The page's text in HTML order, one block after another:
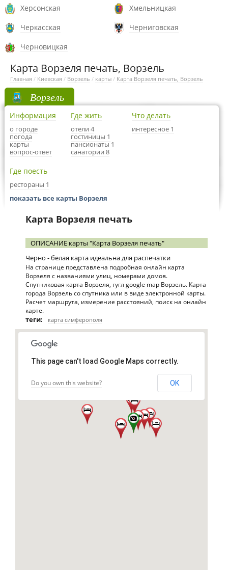
Херсонская
Хмельницкая
Черкасская
Черниговская
Черновицкая
Карта Ворзеля печать, Ворзель
Главная / Киевская / Ворзель / карты / Карта Ворзеля печать, Ворзель
Ворзель
Информация
о городе
погода
карты
вопрос-ответ
Где жить
отели 4
гостиницы 1
пансионаты 1
санатории 8
Что делать
интересное 1
Где поесть
рестораны 1
показать все карты Ворзеля
Карта Ворзеля печать
ОПИСАНИЕ карты "Карта Ворзеля печать"
Черно - белая карта идеальна для распечатки
На странице представлена подробная онлайн карта
Ворзеля с названиями улиц, номерами домов.
Спутниковая карта Ворзеля, гугл google map Ворзель. Карта
города Ворзель со спутника или в виде электронной карты.
Расчет маршрута, измерение расстояний, поиск на онлайн
карте.
теги: карта симферополя
This page can't load Google Maps correctly.
Do you own this website? OK